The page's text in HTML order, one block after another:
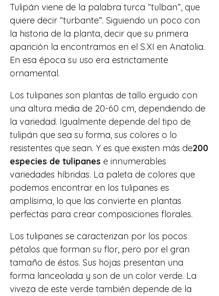
Tulipán viene de la palabra turca “tulban”, que
quiere decir “turbante”. Siguiendo un poco con
la historia de la planta, decir que su primera
aparición la encontramos en el S.XI en Anatolia.
En esa época su uso era estrictamente
ornamental.
Los tulipanes son plantas de tallo erguido con
una altura media de 20-60 cm, dependiendo de
la variedad. Igualmente depende del tipo de
tulipán que sea su forma, sus colores o lo
resistentes que sean. Y es que existen más de200
especies de tulipanes e innumerables
variedades híbridas. La paleta de colores que
podemos encontrar en los tulipanes es
amplísima, lo que las convierte en plantas
perfectas para crear composiciones florales.
Los tulipanes se caracterizan por los pocos
pétalos que forman su flor, pero por el gran
tamaño de éstos. Sus hojas presentan una
forma lanceolada y son de un color verde. La
viveza de este verde también depende de la